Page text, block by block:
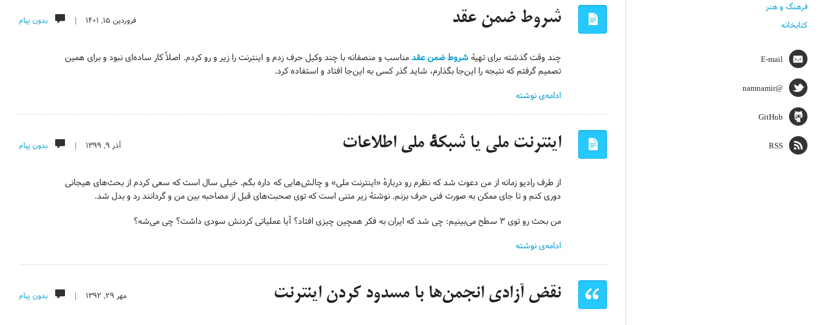
فروردین ۱۵, ۱۴۰۱ | بدون پیام شروط ضمن عقد
چند وقت گذشته برای تهیهٔ شروط ضمن عقد مناسب و منصفانه با چند وکیل حرف زدم و اینترنت را زیر و رو کردم. اصلاً کار ساده‌ای نبود و برای همین
تصمیم گرفتم که نتیجه را این‌جا بگذارم، شاید گذر کسی به این‌جا افتاد و استفاده کرد.
ادامه‌ی نوشته
آذر ۹, ۱۳۹۹ | بدون پیام اینترنت ملی یا شبکهٔ ملی اطلاعات
از طرف رادیو زمانه از من دعوت شد که نظرم رو دربارهٔ «اینترنت ملی» و چالش‌هایی که داره بگم. خیلی سال است که سعی کردم از بحث‌های هیجانی
دوری کنم و تا جای ممکن به صورت فنی حرف بزنم. نوشتهٔ زیر متنی است که توی صحبت‌های قبل از مصاحبه بین من و گردانند رد و بدل شد.
من بحث رو توی ۳ سطح می‌بینیم: چی شد که ایران به فکر همچین چیزی افتاد؟ آیا عملیاتی کردنش سودی داشت؟ چی می‌شه؟
ادامه‌ی نوشته
مهر ۲۹, ۱۳۹۲ | بدون پیام نقض آزادی انجمن‌ها با مسدود کردن اینترنت
فرهنگ و هنر
کتابخانه
E-mail
@namnamir
GitHub
RSS